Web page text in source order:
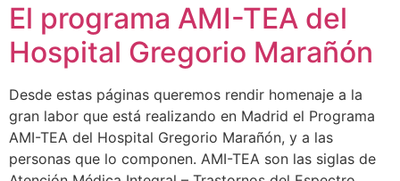
El programa AMI-TEA del
Hospital Gregorio Marañón
Desde estas páginas queremos rendir homenaje a la
gran labor que está realizando en Madrid el Programa
AMI-TEA del Hospital Gregorio Marañón, y a las
personas que lo componen. AMI-TEA son las siglas de